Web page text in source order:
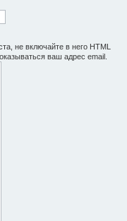
не включайте в него HTML
ваш адрес email.